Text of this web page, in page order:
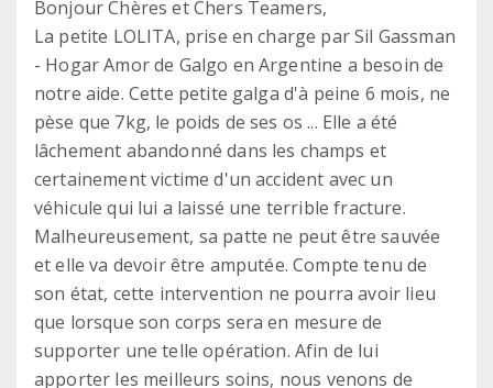
Bonjour Chères et Chers Teamers,
La petite LOLITA, prise en charge par Sil Gassman
- Hogar Amor de Galgo en Argentine a besoin de
notre aide. Cette petite galga d'à peine 6 mois, ne
pèse que 7kg, le poids de ses os ... Elle a été
lâchement abandonné dans les champs et
certainement victime d'un accident avec un
véhicule qui lui a laissé une terrible fracture.
Malheureusement, sa patte ne peut être sauvée
et elle va devoir être amputée. Compte tenu de
son état, cette intervention ne pourra avoir lieu
que lorsque son corps sera en mesure de
supporter une telle opération. Afin de lui
apporter les meilleurs soins, nous venons de